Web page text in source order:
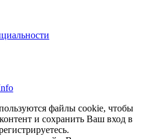
файлы cookie, чтобы
и сохранить Ваш вход в